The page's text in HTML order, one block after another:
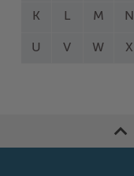
K L M N
U V W X